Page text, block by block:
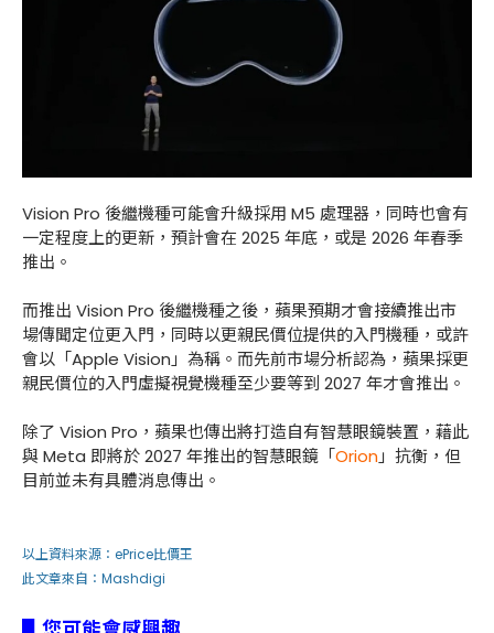
Vision Pro 後繼機種可能會升級採用 M5 處理器，同時也會有
一定程度上的更新，預計會在 2025 年底，或是 2026 年春季
推出。
而推出 Vision Pro 後繼機種之後，蘋果預期才會接續推出市
場傳聞定位更入門，同時以更親民價位提供的入門機種，或許
會以「Apple Vision」為稱。而先前市場分析認為，蘋果採更
親民價位的入門虛擬視覺機種至少要等到 2027 年才會推出。
除了 Vision Pro，蘋果也傳出將打造自有智慧眼鏡裝置，藉此
與 Meta 即將於 2027 年推出的智慧眼鏡「Orion」抗衡，但
目前並未有具體消息傳出。
以上資料來源： ePrice比價王
此文章來自：Mashdigi